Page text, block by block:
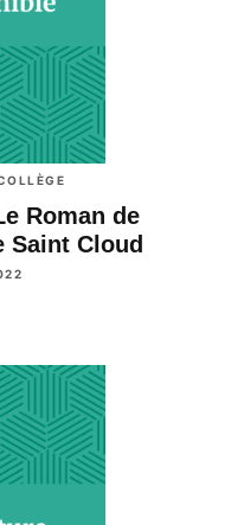
Roman de
Saint Cloud